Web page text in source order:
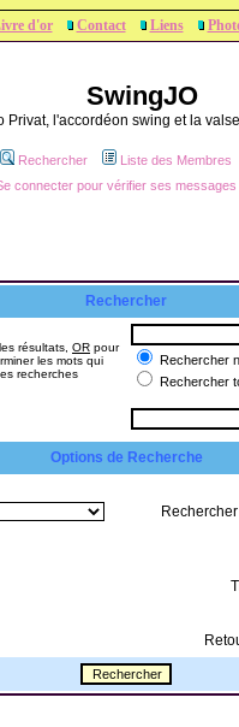
d'or Contact Liens
SwingJO
Privat, l'accordéon swing et la
Rechercher Liste des Membres
connecter pour vérifier ses messages
Rechercher
résultats, OR pour
les mots qui
recherches
Rechercher
Rechercher
Options de Recherche